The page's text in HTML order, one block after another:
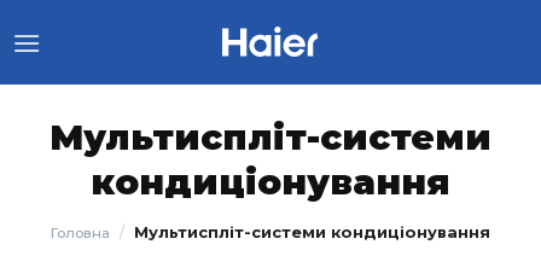
to
Мультиспліт-системи
кондиціонування
Головна / Мультиспліт-системи кондиціонування